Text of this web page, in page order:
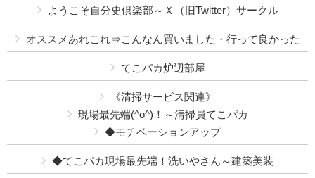
ようこそ自分史倶楽部～Ｘ（旧Twitter）サークル
オススメあれこれ⇒こんなん買いました・行って良かった
てこパカ炉辺部屋
《清掃サービス関連》
現場最先端(^o^)！～清掃員てこパカ
◆モチベーションアップ
◆てこパカ現場最先端！洗いやさん～建築美装